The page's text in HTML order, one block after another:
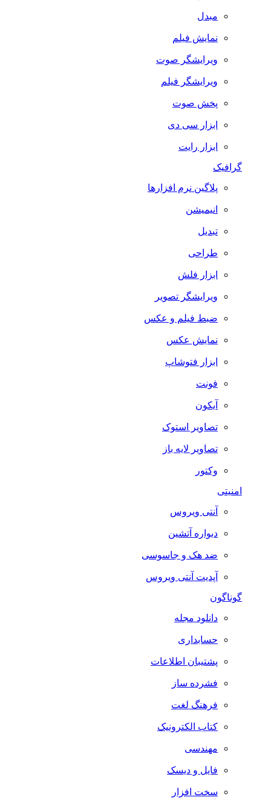
مبدل
نمایش فیلم
ویرایشگر صوت
ویرایشگر فیلم
پخش صوت
ابزار سی دی
ابزار رایت
گرافیک
پلاگین نرم افزارها
انیمیشن
تبدیل
طراحی
ابزار فلش
ویرایشگر تصویر
ضبط فيلم و عكس
نمایش عکس
ابزار فتوشاپ
فونت
آیکون
تصاویر استوک
تصاویر لایه باز
وکتور
امنیتی
آنتی ویروس
دیواره آتشین
ضد هک و جاسوسی
آپدیت آنتی ویروس
گوناگون
دانلود مجله
حسابداری
پشتیبان اطلاعات
فشرده ساز
فرهنگ لغت
کتاب الکترونیک
مهندسی
فایل و دیسک
سخت افزار